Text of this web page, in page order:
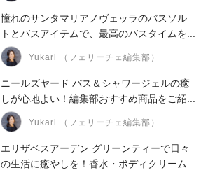
憧れのサンタマリアノヴェッラのバスソル
トとバスアイテムで、最高のバスタイムを...
Yukari （フェリーチェ編集部）
ニールズヤード バス＆シャワージェルの癒
しが心地よい！編集部おすすめ商品をご紹...
Yukari （フェリーチェ編集部）
エリザベスアーデン グリーンティーで日々
の生活に癒やしを！香水・ボディクリーム...